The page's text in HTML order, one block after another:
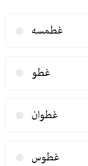
غطمسه
غطو
غطوان
غطوس